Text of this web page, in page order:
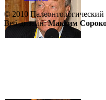
© 2010
Веб-дизайн:Максим